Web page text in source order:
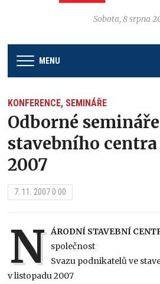
Sobota, 8 srpna
MENU
KONFERENCE, SEMINÁŘE
Odborné
stavebního
2007
7. 11. 2007 0:00
N ÁRODNÍ STAVEBNÍ
společnost
Svazu podnikatelů ve
v listopadu 2007